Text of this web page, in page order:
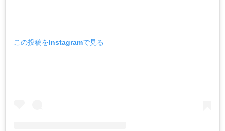
この投稿をInstagramで見る